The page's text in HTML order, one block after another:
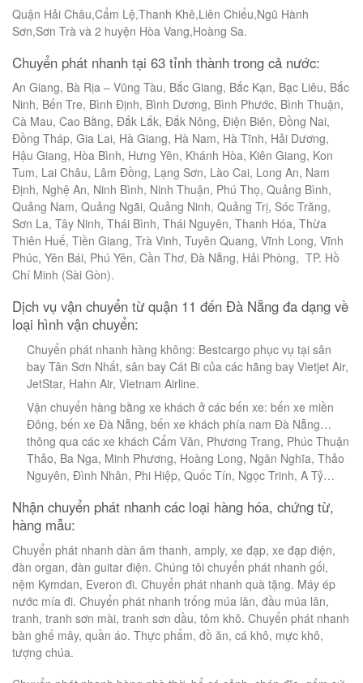
Quận Hải Châu,Cẩm Lệ,Thanh Khê,Liên Chiểu,Ngũ Hành
Sơn,Sơn Trà và 2 huyện Hòa Vang,Hoàng Sa.
Chuyển phát nhanh tại 63 tỉnh thành trong cả nước:
An Giang, Bà Rịa – Vũng Tàu, Bắc Giang, Bắc Kạn, Bạc Liêu, Bắc
Ninh, Bến Tre, Bình Định, Bình Dương, Bình Phước, Bình Thuận,
Cà Mau, Cao Bằng, Đắk Lắk, Đắk Nông, Điện Biên, Đồng Nai,
Đồng Tháp, Gia Lai, Hà Giang, Hà Nam, Hà Tĩnh, Hải Dương,
Hậu Giang, Hòa Bình, Hưng Yên, Khánh Hòa, Kiên Giang, Kon
Tum, Lai Châu, Lâm Đồng, Lạng Sơn, Lào Cai, Long An, Nam
Định, Nghệ An, Ninh Bình, Ninh Thuận, Phú Thọ, Quảng Bình,
Quảng Nam, Quảng Ngãi, Quảng Ninh, Quảng Trị, Sóc Trăng,
Sơn La, Tây Ninh, Thái Bình, Thái Nguyên, Thanh Hóa, Thừa
Thiên Huế, Tiền Giang, Trà Vinh, Tuyên Quang, Vĩnh Long, Vĩnh
Phúc, Yên Bái, Phú Yên, Cần Thơ, Đà Nẵng, Hải Phòng, TP. Hồ
Chí Minh (Sài Gòn).
Dịch vụ vận chuyển từ quận 11 đến Đà Nẵng đa dạng về
loại hình vận chuyển:
Chuyển phát nhanh hàng không: Bestcargo phục vụ tại sân
bay Tân Sơn Nhất, sân bay Cát Bi của các hãng bay Vietjet Air,
JetStar, Hahn Air, Vietnam Airline.
Vận chuyển hàng bằng xe khách ở các bến xe: bến xe miền
Đông, bến xe Đà Nẵng, bến xe khách phía nam Đà Nẵng…
thông qua các xe khách Cẩm Vân, Phương Trang, Phúc Thuận
Thảo, Ba Nga, Minh Phương, Hoàng Long, Ngân Nghĩa, Thảo
Nguyên, Đình Nhân, Phi Hiệp, Quốc Tín, Ngọc Trinh, A Tỷ…
Nhận chuyển phát nhanh các loại hàng hóa, chứng từ,
hàng mẫu:
Chuyển phát nhanh dàn âm thanh, amply, xe đạp, xe đạp điện,
đàn organ, đàn guitar điện. Chúng tôi chuyển phát nhanh gối,
nệm Kymdan, Everon đi. Chuyển phát nhanh quà tặng. Máy ép
nước mía đi. Chuyển phát nhanh trống múa lân, đầu múa lân,
tranh, tranh sơn mài, tranh sơn dầu, tôm khô. Chuyển phát nhanh
bàn ghế mây, quần áo. Thực phẩm, đồ ăn, cá khô, mực khô,
tượng chúa.